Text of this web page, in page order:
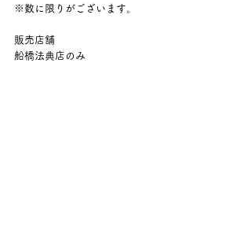
※数に限りがございます。
販売店舗
船橋法典店のみ